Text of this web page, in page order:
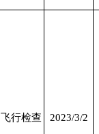
飞行检查 2023/3/2